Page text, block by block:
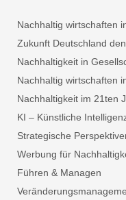
Nachhaltig wirtschaften
Zukunft Deutschland
Nachhaltigkeit in
Nachhaltig wirtschaften
Nachhaltigkeit im 21ten
KI – Künstliche
Strategische
Werbung für
Führen & Managen